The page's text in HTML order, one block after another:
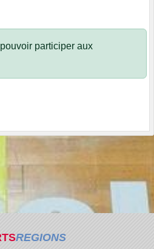
participer aux
REGIONS